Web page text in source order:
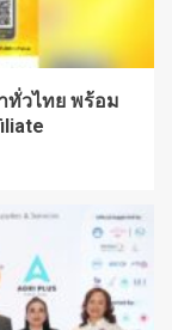
ทั่วไทย พร้อม